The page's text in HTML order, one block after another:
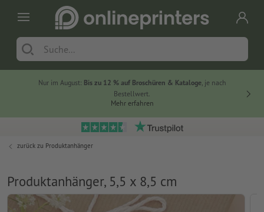
Nur im August: Bis zu 12 % auf Broschüren & Kataloge, je nach
Bestellwert.
Mehr erfahren
zurück zu Produktanhänger
Produktanhänger, 5,5 x 8,5 cm